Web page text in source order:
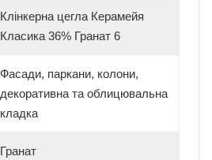
Клінкерна цегла Керамейя
Класика 36% Гранат 6
Фасади, паркани, колони,
декоративна та облицювальна
кладка
Гранат